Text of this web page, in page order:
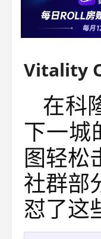
在科
下一城
图轻松
社群部
怼了这